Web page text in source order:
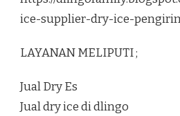
ice-supplier-dry-ice-
LAYANAN MELIPUTI ;
Jual Dry Es
Jual dry ice di dlingo